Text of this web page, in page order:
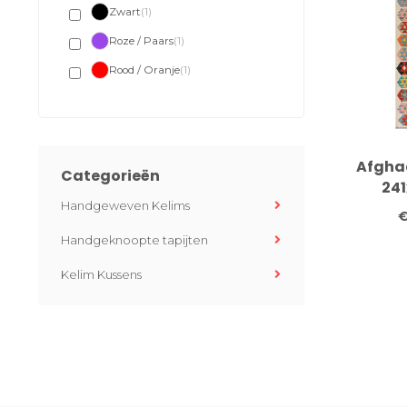
Zwart(1)
Roze / Paars(1)
Rood / Oranje(1)
Categorieën
Handgeweven Kelims
Handgeknoopte tapijten
Kelim Kussens